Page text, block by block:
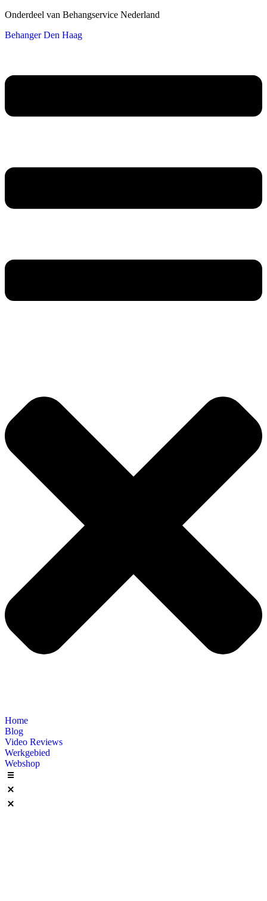
Onderdeel van Behangservice Nederland
Behanger Den Haag
Home
Blog
Video Reviews
Werkgebied
Webshop